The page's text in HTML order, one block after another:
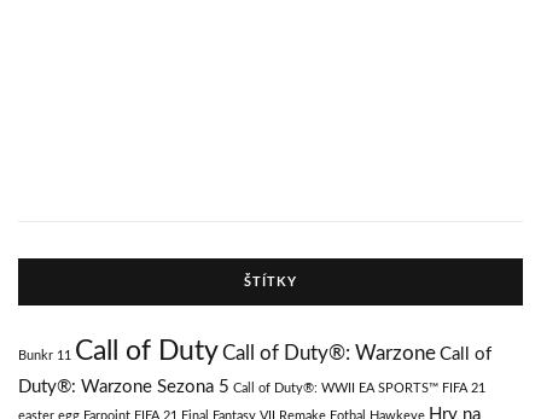
ŠTÍTKY
Bunkr 11 Call of DutyCall of Duty®: Warzone Call of
Duty®: Warzone Sezona 5 Call of Duty®: WWII EA SPORTS™ FIFA 21
easter egg Farpoint FIFA 21 Final Fantasy VII Remake Fotbal Hawkeye Hry na